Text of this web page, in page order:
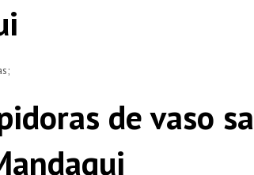
de vaso